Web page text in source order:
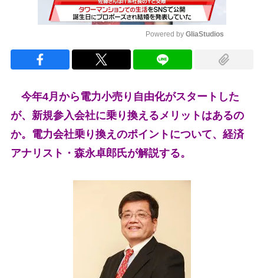
Powered by GliaStudios
今年4月から電力小売り自由化がスタートした
が、新規参入会社に乗り換えるメリットはあるの
か。電力会社乗り換えのポイントについて、経済
アナリスト・森永卓郎氏が解説する。